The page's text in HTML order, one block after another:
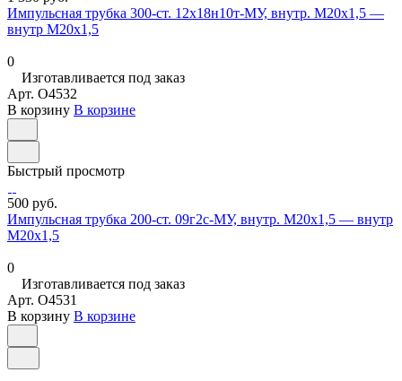
Импульсная трубка 300-ст. 12х18н10т-МУ, внутр. М20х1,5 —
внутр М20х1,5
0
Изготавливается под заказ
Арт. O4532
В корзину В корзине
Быстрый просмотр
500 руб.
Импульсная трубка 200-ст. 09г2с-МУ, внутр. М20х1,5 — внутр
М20х1,5
0
Изготавливается под заказ
Арт. O4531
В корзину В корзине